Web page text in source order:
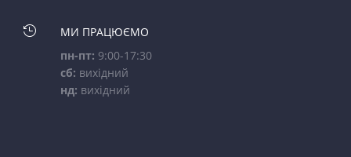

МИ ПРАЦЮЄМО
пн-пт: 9:00-17:30
сб: вихідний
нд: вихідний